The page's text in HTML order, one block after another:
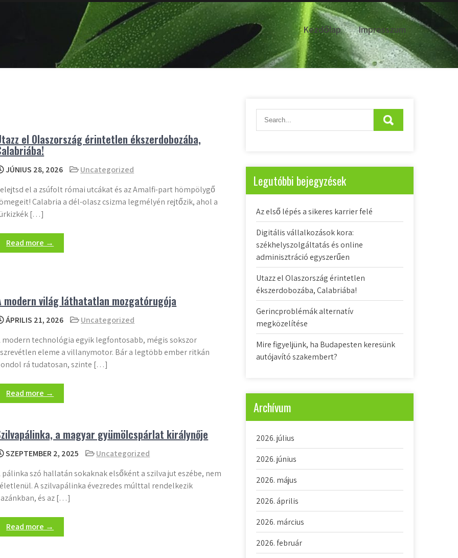
Kezdőlap Impresszum
el Olaszország érintetlen ékszerdobozába,
JÚNIUS 28, 2026
Uncategorized
el a zsúfolt római utcákat és az Amalfi-part hömpölygő
Calabria a dél-olasz csizma legmélyén rejtőzik, ahol a
[…]
Read more →
modern világ láthatatlan mozgatórugója
ÁPRILIS 21, 2026
Uncategorized
modern technológia egyik legfontosabb, mégis sokszor
eleme a villanymotor. Bár a legtöbb ember ritkán
rá tudatosan, szinte […]
Read more →
a magyar gyümölcspárlat királynője
SZEPTEMBER 2, 2025
Uncategorized
pálinka szó hallatán sokaknak elsőként a szilva jut eszébe, nem
A szilvapálinka évezredes múlttal rendelkezik
és az […]
Read more →
Legutóbbi bejegyzések
Az első lépés a sikeres karrier felé
Digitális vállalkozások kora:
székhelyszolgáltatás és online
adminisztráció egyszerűen
Utazz el Olaszország érintetlen
ékszerdobozába, Calabriába!
Gerincproblémák alternatív
megközelítése
Mire figyeljünk, ha Budapesten keresünk
autójavító szakembert?
Archívum
2026. július
2026. június
2026. május
2026. április
2026. március
2026. február